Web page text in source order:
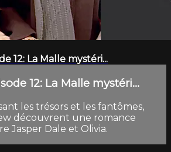
12: La Malle mystéri...
12: La Malle mystéri...
les trésors et les fantômes,
découvrent une romance
Jasper Dale et Olivia.